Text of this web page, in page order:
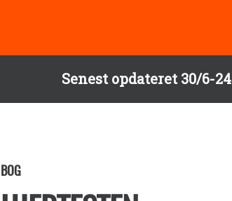
Senest opdateret 30/6-24
BOG